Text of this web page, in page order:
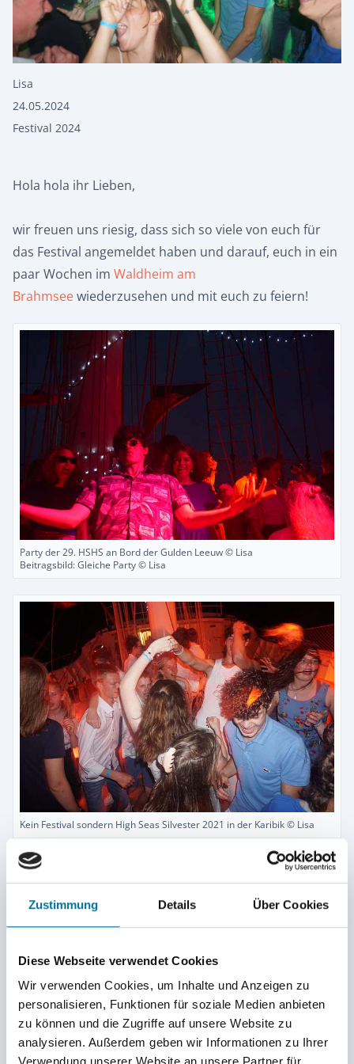
Zustimmung Details Über Cookies
Diese Webseite verwendet Cookies
Wir verwenden Cookies, um Inhalte und Anzeigen zu
personalisieren, Funktionen für soziale Medien anbieten
zu können und die Zugriffe auf unsere Website zu
analysieren. Außerdem geben wir Informationen zu Ihrer
Lisa
24.05.2024
Festival 2024
Hola hola ihr Lieben,
wir freuen uns riesig, dass sich so viele von euch für
das Festival angemeldet haben und darauf, euch in ein
paar Wochen im Waldheim am
Brahmseewiederzusehen und mit euch zu feiern!
Party der 29. HSHS an Bord der Gulden Leeuw © Lisa
Beitragsbild: Gleiche Party © Lisa
Kein Festival sondern High Seas Silvester 2021 in der Karibik © Lisa
Alle Kurzentschlossenen, die in der ersten
Verkaufsrunde noch kein Ticket abgestaubt haben
und doch noch kommen wollen, haben jetzt noch für
kurze Zeit die Möglichkeit, sich ein Ticket zu holen.
Wir haben noch einige Plätze in den Blockhütten
dürfen, bis wir der Unterkunft die finale
Teilnehmendenzahl angeben müssen.